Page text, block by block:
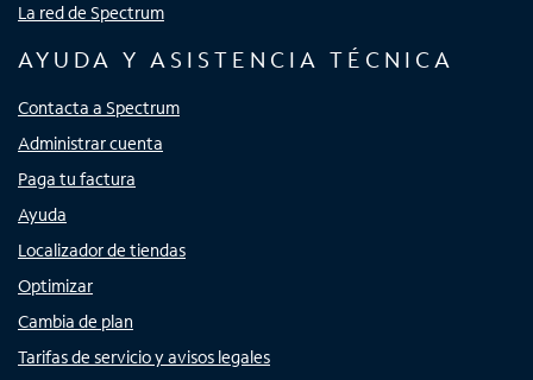
La red de Spectrum
AYUDA Y ASISTENCIA TÉCNICA
Contacta a Spectrum
Administrar cuenta
Paga tu factura
Ayuda
Localizador de tiendas
Optimizar
Cambia de plan
Tarifas de servicio y avisos legales